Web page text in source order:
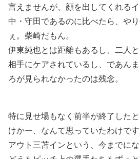
言えませんが、顔を出してくれる
中・守田であるのに比べたら、や
ぇ。柴崎だもん。
伊東純也とは距離もあるし、二人
相手にケアされているし、であん
ろが見られなかったのは残念。
特に見せ場もなく前半が終了した
けかー、なんて思っていたわけで
アウト三苫インという、今までにな